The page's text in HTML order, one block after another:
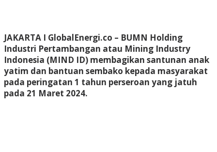
JAKARTA I GlobalEnergi.co – BUMN Holding
Industri Pertambangan atau Mining Industry
Indonesia (MIND ID) membagikan santunan anak
yatim dan bantuan sembako kepada masyarakat
pada peringatan 1 tahun perseroan yang jatuh
pada 21 Maret 2024.